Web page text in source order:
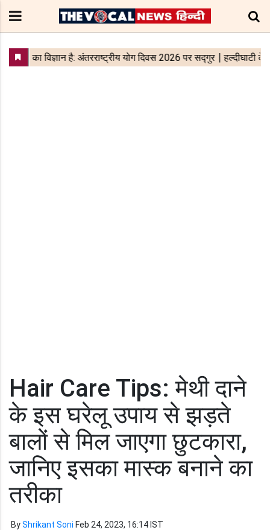
Hair Care Tips: मेथी दाने
के इस घरेलू उपाय से झड़ते
बालों से मिल जाएगा छुटकारा,
जानिए इसका मास्क बनाने का
तरीका
ByShrikant Soni Feb 24, 2023, 16:14 IST